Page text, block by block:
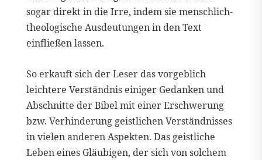
sogar direkt in die Irre, indem sie menschlich-
theologische Ausdeutungen in den Text
einfließen lassen.
So erkauft sich der Leser das vorgeblich
leichtere Verständnis einiger Gedanken und
Abschnitte der Bibel mit einer Erschwerung
bzw. Verhinderung geistlichen Verständnisses
in vielen anderen Aspekten. Das geistliche
Leben eines Gläubigen, der sich von solchem